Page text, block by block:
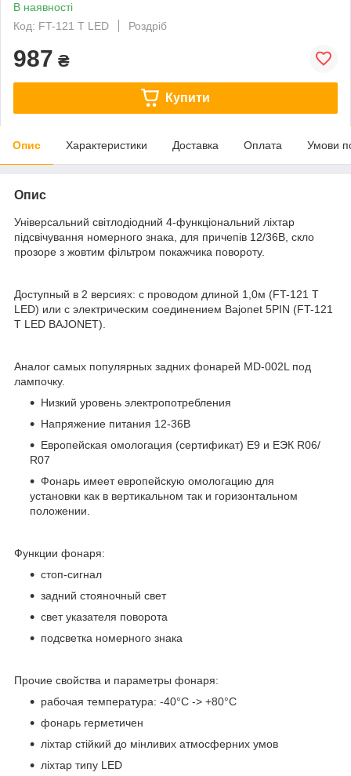
В наявності
Код: FT-121 T LED
Роздріб
987 ₴
Купити
Опис Характеристики Доставка Оплата Умови
Опис
Універсальний світлодіодний 4-функціональний ліхтар
підсвічування номерного знака, для причепів 12/36В, скло
прозоре з жовтим фільтром покажчика повороту.
Доступный в 2 версиях: c проводом длиной 1,0м (FT-121 T
LED) или с электрическим соединением Bajonet 5PIN (FT-121
T LED BAJONET).
Аналог самых популярных задних фонарей MD-002L под
лампочку.
Низкий уровень электропотребления
Напряжение питания 12-36B
Европейская омологация (сертификат) E9 и ЕЭК R06/
R07
Фонарь имеет европейскую омологацию для
установки как в вертикальном так и горизонтальном
положении.
Функции фонаря:
стоп-сигнал
задний стояночный свет
свет указателя поворота
подсветка номерного знака
Прочие свойства и параметры фонаря:
рабочая температура: -40°C -> +80°C
фонарь герметичен
ліхтар стійкий до мінливих атмосферних умов
ліхтар типу LED